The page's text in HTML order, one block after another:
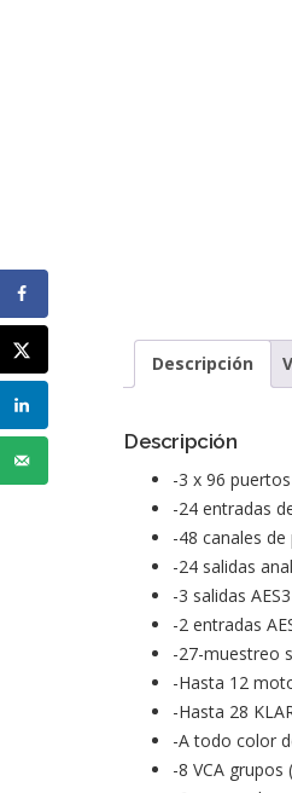
Descripción
Descripción
-3 x 96
-24 entradas
-48 canales
-24 salidas
-3 salidas AES3
-2 entradas
-27-muestreo
-Hasta 12
-Hasta 28
-A todo color
-8 VCA